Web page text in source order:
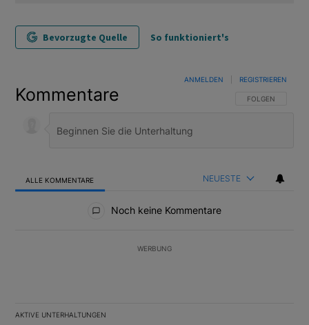
Bevorzugte Quelle So funktioniert's
Kommentare FOLGE DIESER
FOLGEN
ANMELDEN REGISTRIEREN
ALLE KOMMENTARE NEUESTE
Noch keine Kommentare
WERBUNG
AKTIVE UNTERHALTUNGEN